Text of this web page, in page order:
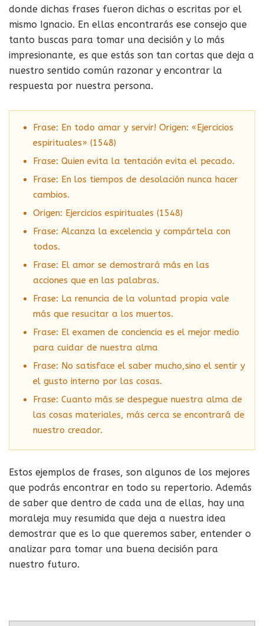
donde dichas frases fueron dichas o escritas por el
mismo Ignacio. En ellas encontrarás ese consejo que
tanto buscas para tomar una decisión y lo más
impresionante, es que estás son tan cortas que deja a
nuestro sentido común razonar y encontrar la
respuesta por nuestra persona.
Frase: En todo amar y servir! Origen: «Ejercicios
espirituales» (1548)
Frase: Quien evita la tentación evita el pecado.
Frase: En los tiempos de desolación nunca hacer
cambios.
Origen: Ejercicios espirituales (1548)
Frase: Alcanza la excelencia y compártela con
todos.
Frase: El amor se demostrará más en las
acciones que en las palabras.
Frase: La renuncia de la voluntad propia vale
más que resucitar a los muertos.
Frase: El examen de conciencia es el mejor medio
para cuidar de nuestra alma
Frase: No satisface el saber mucho,sino el sentir y
el gusto interno por las cosas.
Frase: Cuanto más se despegue nuestra alma de
las cosas materiales, más cerca se encontrará de
nuestro creador.
Estos ejemplos de frases, son algunos de los mejores
que podrás encontrar en todo su repertorio. Además
de saber que dentro de cada una de ellas, hay una
moraleja muy resumida que deja a nuestra idea
demostrar que es lo que queremos saber, entender o
analizar para tomar una buena decisión para
nuestro futuro.